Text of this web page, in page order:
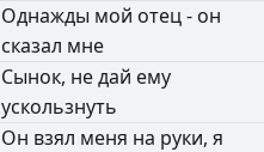
Однажды мой отец- он
сказал мне
Сынок, недай ему
ускользнуть
Он взял меня на руки, я